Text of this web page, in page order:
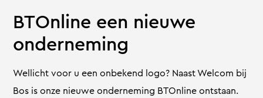
BTOnline een nieuwe
onderneming
Wellicht voor u een onbekend logo? Naast Welcom bij
Bos is onze nieuwe onderneming BTOnline ontstaan.